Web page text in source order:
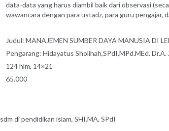
data-data yang harus diambil baik dari observasi
wawancara dengan para ustadz, para guru pengajar,
Judul: MANAJEMEN SUMBER DAYA MANUSIA DI
Pengarang: Hidayatus Sholihah,SPdI,MPd.MEd.
124 hlm, 14×21
65.000
sdm di pendidikan islam, SHI.MA, SPdI